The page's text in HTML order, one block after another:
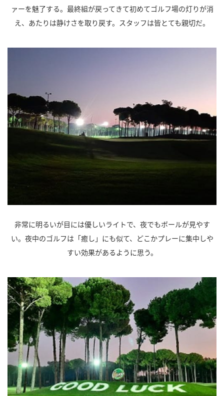
ァーを魅了する。最終組が戻ってきて初めてゴルフ場の灯りが消
え、あたりは静けさを取り戻す。スタッフは皆とても親切だ。
非常に明るいが目には優しいライトで、夜でもボールが見やす
い。夜中のゴルフは「癒し」にも似て、どこかプレーに集中しや
すい効果があるように思う。